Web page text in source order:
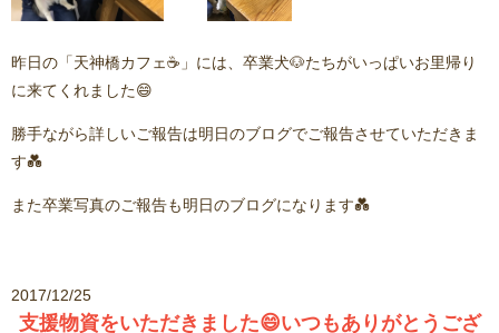
昨日の「天神橋カフェ☕」には、卒業犬🐶たちがいっぱいお里帰り
に来てくれました😄
勝手ながら詳しいご報告は明日のブログでご報告させていただきま
す💑
また卒業写真のご報告も明日のブログになります💑
2017/12/25
支援物資をいただきました😄いつもありがとうござ